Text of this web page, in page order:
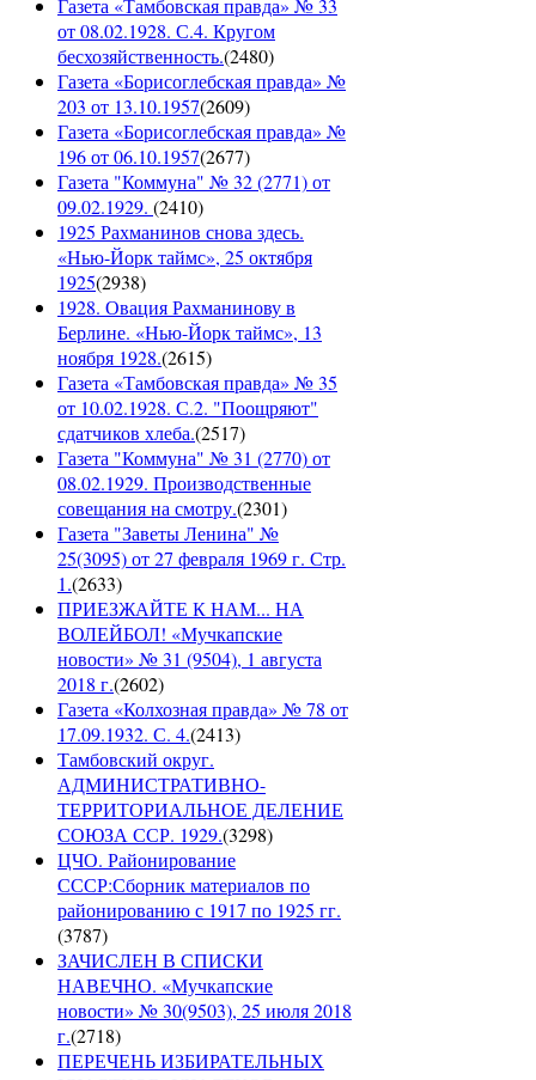
Газета «Тамбовская правда» № 33
от 08.02.1928. С.4. Кругом
бесхозяйственность.(2480)
Газета «Борисоглебская правда» №
203 от 13.10.1957(2609)
Газета «Борисоглебская правда» №
196 от 06.10.1957(2677)
Газета "Коммуна" № 32 (2771) от
09.02.1929. (2410)
1925 Рахманинов снова здесь.
«Нью-Йорк таймс», 25 октября
1925(2938)
1928. Овация Рахманинову в
Берлине. «Нью-Йорк таймс», 13
ноября 1928.(2615)
Газета «Тамбовская правда» № 35
от 10.02.1928. С.2. "Поощряют"
сдатчиков хлеба.(2517)
Газета "Коммуна" № 31 (2770) от
08.02.1929. Производственные
совещания на смотру.(2301)
Газета "Заветы Ленина" №
25(3095) от 27 февраля 1969 г. Стр.
1.(2633)
ПРИЕЗЖАЙТЕ К НАМ... НА
ВОЛЕЙБОЛ! «Мучкапские
новости» № 31 (9504), 1 августа
2018 г.(2602)
Газета «Колхозная правда» № 78 от
17.09.1932. С. 4.(2413)
Тамбовский округ.
АДМИНИСТРАТИВНО-
ТЕРРИТОРИАЛЬНОЕ ДЕЛЕНИЕ
СОЮЗА ССР. 1929.(3298)
ЦЧО. Районирование
СССР:Сборник материалов по
районированию с 1917 по 1925 гг.
(3787)
ЗАЧИСЛЕН В СПИСКИ
НАВЕЧНО. «Мучкапские
новости» № 30(9503), 25 июля 2018
г.(2718)
ПЕРЕЧЕНЬ ИЗБИРАТЕЛЬНЫХ